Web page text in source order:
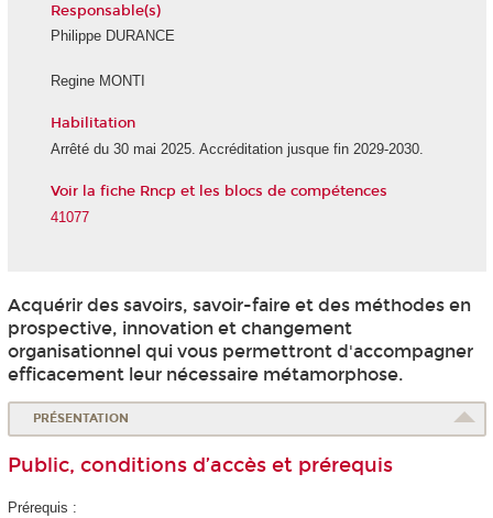
Responsable(s)
Philippe DURANCE
Regine MONTI
Habilitation
Arrêté du 30 mai 2025. Accréditation jusque fin 2029-2030.
Voir la fiche Rncp et les blocs de compétences
41077
Acquérir des savoirs, savoir-faire et des méthodes en
prospective, innovation et changement
organisationnel qui vous permettront d'accompagner
efficacement leur nécessaire métamorphose.
PRÉSENTATION
Public, conditions d’accès et prérequis
Prérequis :